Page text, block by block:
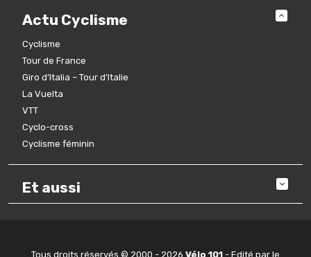
Actu Cyclisme
Cyclisme
Tour de France
Giro d’Italia – Tour d’Italie
La Vuelta
VTT
Cyclo-cross
Cyclisme féminin
Et aussi
Tous droits réservés © 2000 - 2026 Vélo 101 - Edité par le